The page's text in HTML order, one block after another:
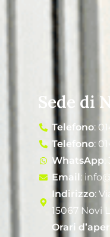
Sede di
Telefono:
Telefono:
WhatsApp
Email:
Indirizzo:
15067 Novi
Orari